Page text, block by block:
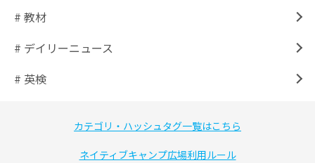
# 教材
# デイリーニュース
# 英検
カテゴリ・ハッシュタグ一覧はこちら
ネイティブキャンプ広場利用ルール